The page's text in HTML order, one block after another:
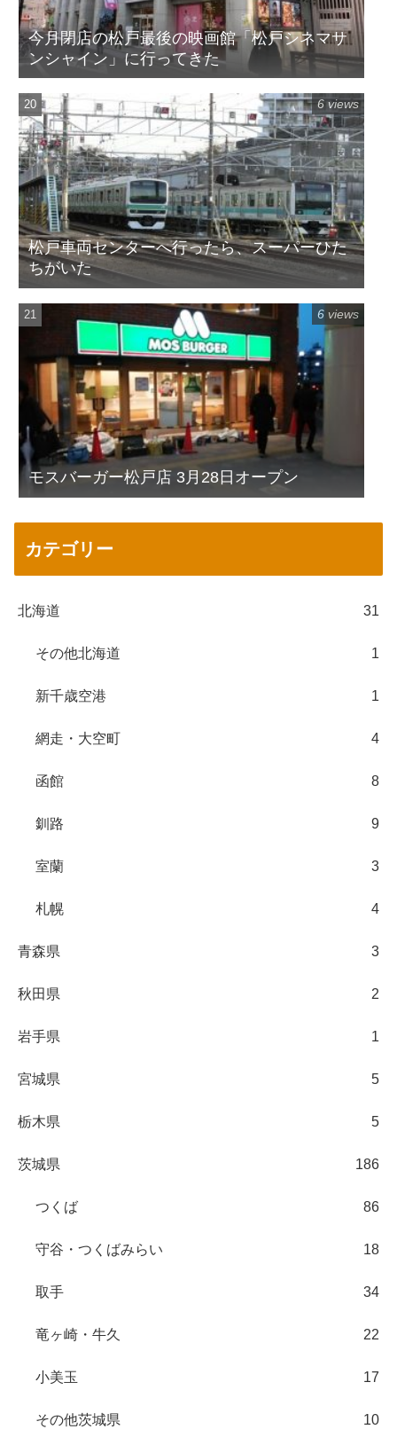
今月閉店の松戸最後の映画館「松戸シネマサ
ンシャイン」に行ってきた
松戸車両センターへ行ったら、スーパーひた
ちがいた
6 views
モスバーガー松戸店 3月28日オープン
6 views
カテゴリー
北海道 31
その他北海道 1
新千歳空港 1
網走・大空町 4
函館 8
釧路 9
室蘭 3
札幌 4
青森県 3
秋田県 2
岩手県 1
宮城県 5
栃木県 5
茨城県 186
つくば 86
守谷・つくばみらい 18
取手 34
竜ヶ崎・牛久 22
小美玉 17
その他茨城県 10